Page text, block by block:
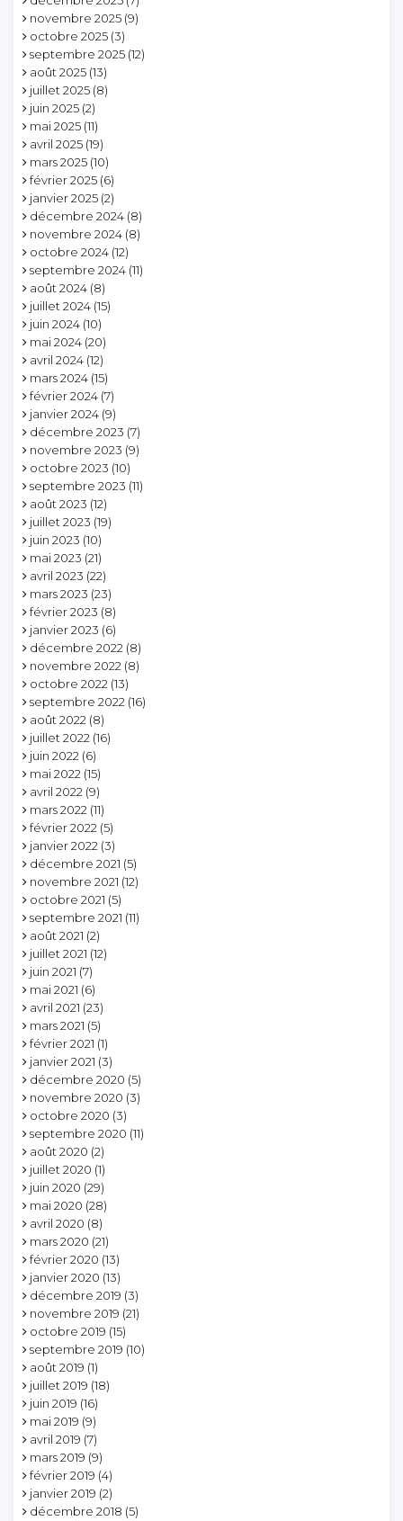
novembre 2025 (9)
octobre 2025 (3)
septembre 2025 (12)
août 2025 (13)
juillet 2025 (8)
juin 2025 (2)
mai 2025 (11)
avril 2025 (19)
mars 2025 (10)
février 2025 (6)
janvier 2025 (2)
décembre 2024 (8)
novembre 2024 (8)
octobre 2024 (12)
septembre 2024 (11)
août 2024 (8)
juillet 2024 (15)
juin 2024 (10)
mai 2024 (20)
avril 2024 (12)
mars 2024 (15)
février 2024 (7)
janvier 2024 (9)
décembre 2023 (7)
novembre 2023 (9)
octobre 2023 (10)
septembre 2023 (11)
août 2023 (12)
juillet 2023 (19)
juin 2023 (10)
mai 2023 (21)
avril 2023 (22)
mars 2023 (23)
février 2023 (8)
janvier 2023 (6)
décembre 2022 (8)
novembre 2022 (8)
octobre 2022 (13)
septembre 2022 (16)
août 2022 (8)
juillet 2022 (16)
juin 2022 (6)
mai 2022 (15)
avril 2022 (9)
mars 2022 (11)
février 2022 (5)
janvier 2022 (3)
décembre 2021 (5)
novembre 2021 (12)
octobre 2021 (5)
septembre 2021 (11)
août 2021 (2)
juillet 2021 (12)
juin 2021 (7)
mai 2021 (6)
avril 2021 (23)
mars 2021 (5)
février 2021 (1)
janvier 2021 (3)
décembre 2020 (5)
novembre 2020 (3)
octobre 2020 (3)
septembre 2020 (11)
août 2020 (2)
juillet 2020 (1)
juin 2020 (29)
mai 2020 (28)
avril 2020 (8)
mars 2020 (21)
février 2020 (13)
janvier 2020 (13)
décembre 2019 (3)
novembre 2019 (21)
octobre 2019 (15)
septembre 2019 (10)
août 2019 (1)
juillet 2019 (18)
juin 2019 (16)
mai 2019 (9)
avril 2019 (7)
mars 2019 (9)
février 2019 (4)
janvier 2019 (2)
décembre 2018 (5)